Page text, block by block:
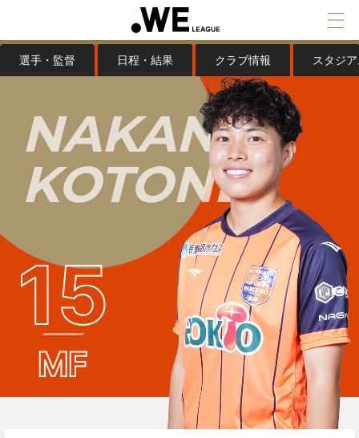
選手・監督 日程・結果 クラブ情報 スタジ
NAKANO
KOTONE
15
MF